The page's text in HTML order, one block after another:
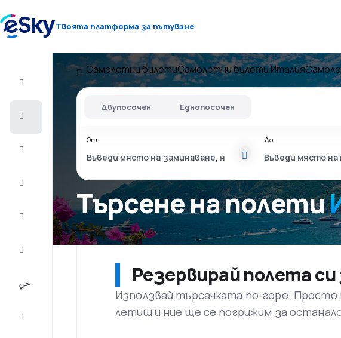
Твоята платформа за пътуване
Полет+Хотел
2026/27
Самолетни билетиСамолетни билети Италия
Търсене на полети
Двупосочен Еднопосочен
От До
Резервирай полета
Използвай търсачката по-горе. Просто
летиш и ние ще се погрижим за